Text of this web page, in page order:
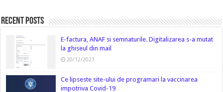
Recent Posts
E-factura, ANAF si semnaturile. Digitalizarea s-a mutat
la ghiseul din mail
20/12/2023
Ce lipseste site-ului de programari la vaccinarea
impotriva Covid-19